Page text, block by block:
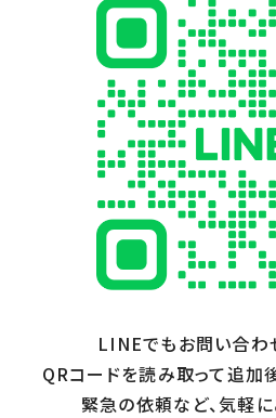
LINEでもお問い合わ
QRコードを読み取って追加
緊急の依頼など、気軽に